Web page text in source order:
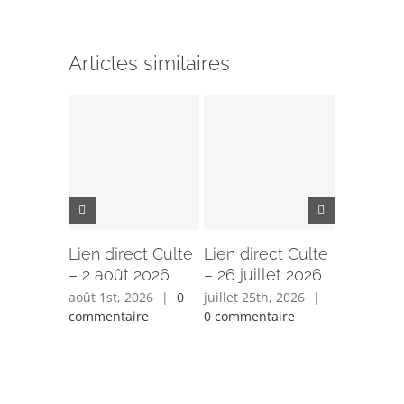
Articles similaires
Lien direct Culte
– 2 août 2026
août 1st, 2026 |
0
commentaire
Lien direct Culte
– 26 juillet 2026
juillet 25th, 2026
|
0 commentaire